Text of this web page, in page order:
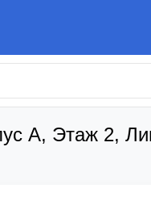
А, Этаж 2,